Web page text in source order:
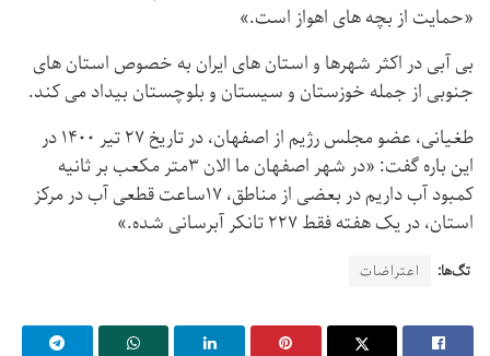
«حمایت از بچه های اهواز است.»
بی آبی در اکثر شهرها و استان های ایران به خصوص استان های
جنوبی از جمله خوزستان و سیستان و بلوچستان بیداد می کند.
طغیانی، عضو مجلس رژیم از اصفهان، در تاریخ ۲۷ تیر ۱۴۰۰ در
این باره گفت: «در شهر اصفهان ما الان ۳متر مکعب بر ثانیه
کمبود آب داریم در بعضی از مناطق، ۱۷ساعت قطعی آب در مرکز
استان، در یک هفته فقط ۲۲۷ تانکر آبرسانی شده.»
تگ‌ها: اعتراضات